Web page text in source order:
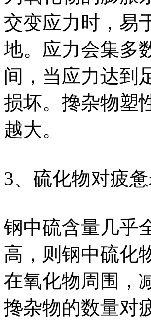
交变应力时，易
地。应力会集多
间，当应力达到
损坏。搀杂物塑
越大。
3、硫化物对疲
钢中硫含量几乎
高，则钢中硫化
在氧化物周围，
搀杂物的数量对